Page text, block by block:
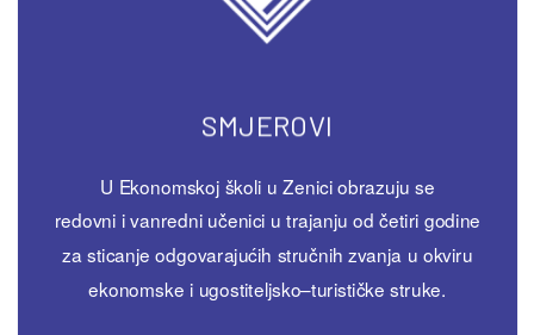
SMJEROVI
U Ekonomskoj školi u Zenici obrazuju se
redovni i vanredni učenici u trajanju od četiri godine
za sticanje odgovarajućih stručnih zvanja u okviru
ekonomske i ugostiteljsko–turističke struke.